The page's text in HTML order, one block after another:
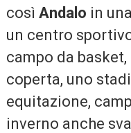
così Andalo in
un centro
campo da
coperta, uno
equitazione,
inverno anche